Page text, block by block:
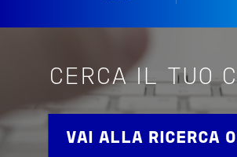
CERCA IL TUO
VAI ALLA RICERCA